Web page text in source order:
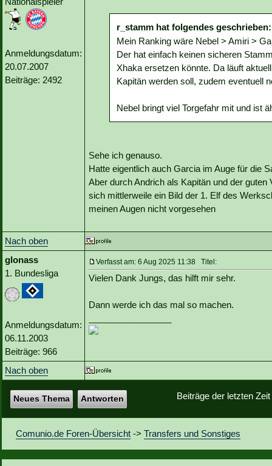
Anmeldungsdatum:
20.07.2007
Beiträge: 2492
r_stamm hat folgendes geschrieben:
Mein Ranking wäre Nebel > Amiri >
Der hat einfach keinen sicheren
Xhaka ersetzen könnte. Da läuft
Kapitän werden soll, zudem eventuell
Nebel bringt viel Torgefahr mit und ist
Sehe ich genauso.
Hatte eigentlich auch Garcia im Auge für die
Aber durch Andrich als Kapitän und der
sich mittlerweile ein Bild der 1. Elf des
meinen Augen nicht vorgesehen
Nach oben
glonass
1. Bundesliga
Anmeldungsdatum:
06.11.2003
Beiträge: 966
Verfasst am: 6 Aug 2025 11:38 Titel:
Vielen Dank Jungs, das hilft mir sehr.
Dann werde ich das mal so machen.
Nach oben
Beiträge der letzten
Neues Thema Antworten
Comunio.de Foren-Übersicht ->Transfers und Sonstiges